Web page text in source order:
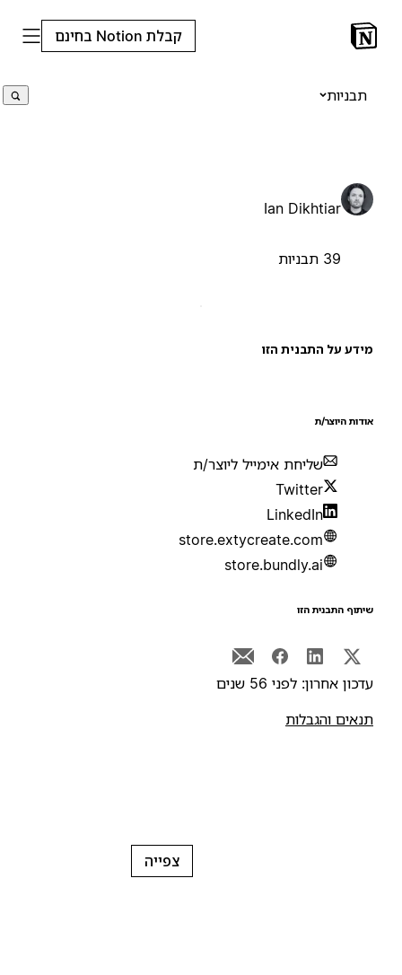
קבלת Notion בחינם
תבניות
Ian Dikhtiar
על התבנית הזו
היוצר/ת
שליחת אימייל ליוצר/ת
Twitter
LinkedIn
store.extycreate.com
store.bundly.ai
התבנית הזו
אחרון: לפני 56 שנים
והגבלות
צפייה